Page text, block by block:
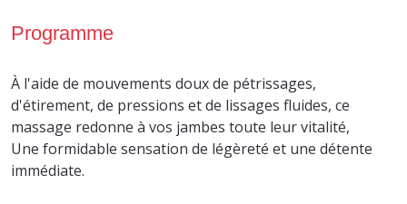
Programme
À l'aide de mouvements doux de pétrissages,
d'étirement, de pressions et de lissages fluides, ce
massage redonne à vos jambes toute leur vitalité,
Une formidable sensation de légèreté et une détente
immédiate.